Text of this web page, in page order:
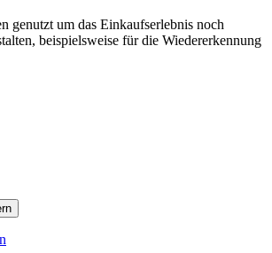
genutzt um das Einkaufserlebnis noch
beispielsweise für die Wiedererkennung